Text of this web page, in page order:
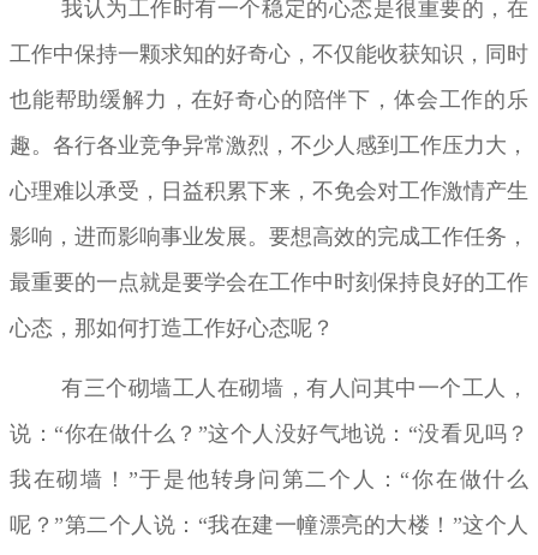
我认为工作时有一个稳定的心态是很重要的，在
工作中保持一颗求知的好奇心，不仅能收获知识，同时
也能帮助缓解力，在好奇心的陪伴下，体会工作的乐
趣。各行各业竞争异常激烈，不少人感到工作压力大，
心理难以承受，日益积累下来，不免会对工作激情产生
影响，进而影响事业发展。要想高效的完成工作任务，
最重要的一点就是要学会在工作中时刻保持良好的工作
心态，那如何打造工作好心态呢？
有三个砌墙工人在砌墙，有人问其中一个工人，
说：“你在做什么？”这个人没好气地说：“没看见吗？
我在砌墙！”于是他转身问第二个人：“你在做什么
呢？”第二个人说：“我在建一幢漂亮的大楼！”这个人